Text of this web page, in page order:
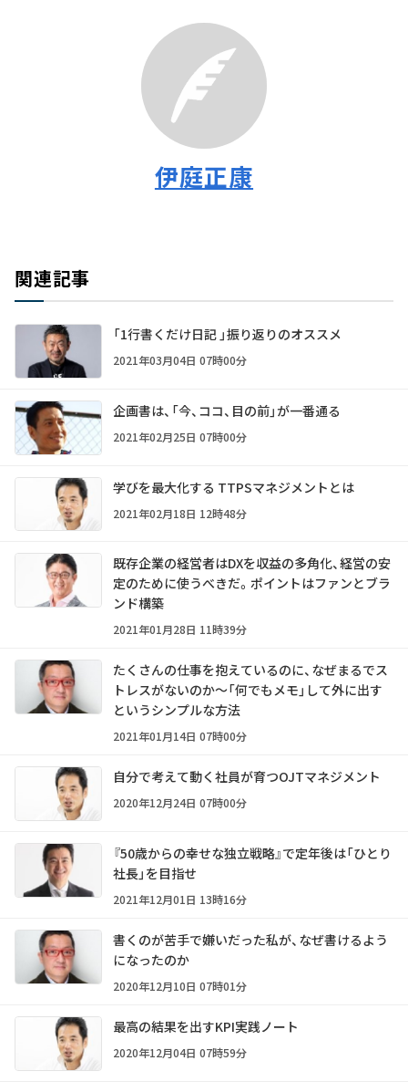
伊庭正康
関連記事
「1行書くだけ日記 」振り返りのオススメ
2021年03月04日 07時00分
企画書は、「今、ココ、目の前」が一番通る
2021年02月25日 07時00分
学びを最大化する TTPSマネジメントとは
2021年02月18日 12時48分
既存企業の経営者はDXを収益の多角化、経営の安
定のために使うべきだ。ポイントはファンとブラ
ンド構築
2021年01月28日 11時39分
たくさんの仕事を抱えているのに、なぜまるでス
トレスがないのか～「何でもメモ」して外に出す
というシンプルな方法
2021年01月14日 07時00分
自分で考えて動く社員が育つOJTマネジメント
2020年12月24日 07時00分
『50歳からの幸せな独立戦略』で定年後は「ひとり
社長」を目指せ
2021年12月01日 13時16分
書くのが苦手で嫌いだった私が、なぜ書けるよう
になったのか
2020年12月10日 07時01分
最高の結果を出すKPI実践ノート
2020年12月04日 07時59分